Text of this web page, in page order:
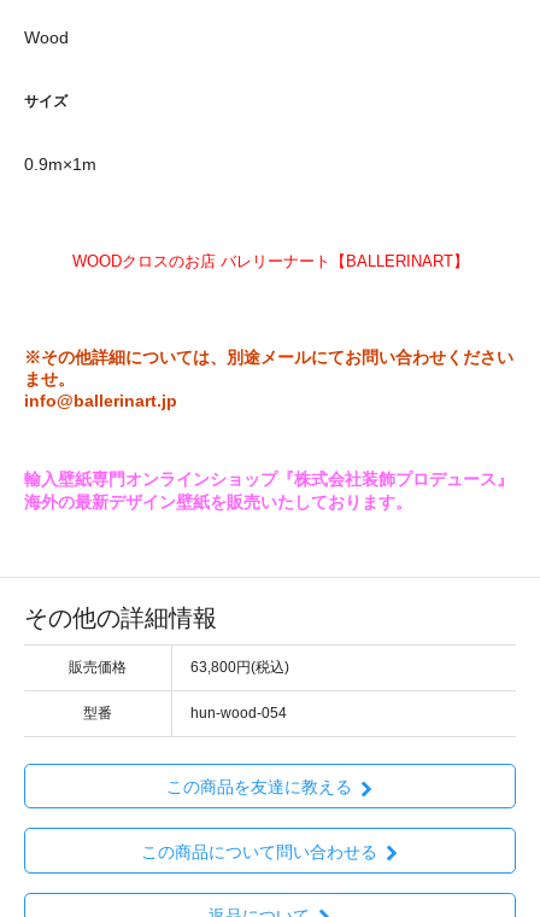
Wood
サイズ
0.9m×1m
WOODクロスのお店 バレリーナート【BALLERINART】
※その他詳細については、別途メールにてお問い合わせください
ませ。
info@ballerinart.jp
輸入壁紙専門オンラインショップ『株式会社装飾プロデュース』
海外の最新デザイン壁紙を販売いたしております。
その他の詳細情報
販売価格 63,800円(税込)
型番 hun-wood-054
この商品を友達に教える
この商品について問い合わせる